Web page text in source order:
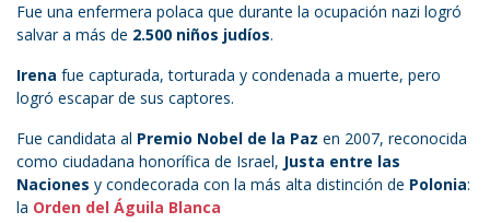
Fue una enfermera polaca que durante la ocupación nazi logró
salvar a más de 2.500 niños judíos.
Irena fue capturada, torturada y condenada a muerte, pero
logró escapar de sus captores.
Fue candidata al Premio Nobel de la Paz en 2007, reconocida
como ciudadana honorífica de Israel, Justa entre las
Naciones y condecorada con la más alta distinción de Polonia:
la Orden del Águila Blanca